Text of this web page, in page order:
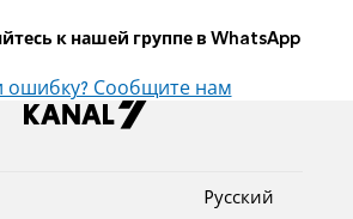
к нашей группе в WhatsApp
ошибку? Сообщите нам
Pусский